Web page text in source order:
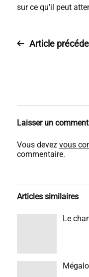
sur ce qu’il peut
Article
Laisser un
Vous devez vous
commentaire.
Articles similaires
Le